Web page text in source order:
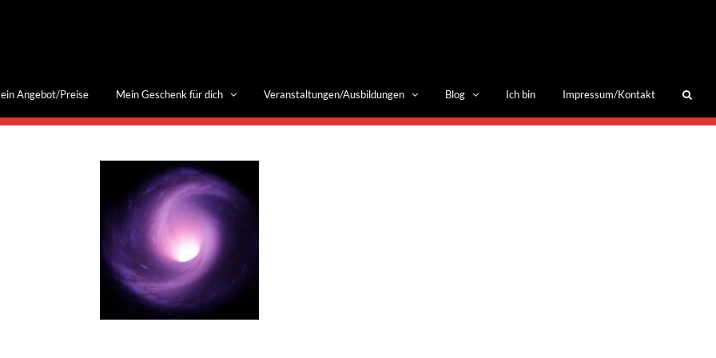
Angebot/Preise Mein Geschenk für dich Veranstaltungen/Ausbildungen Blog Ich bin Impressum/Kontakt